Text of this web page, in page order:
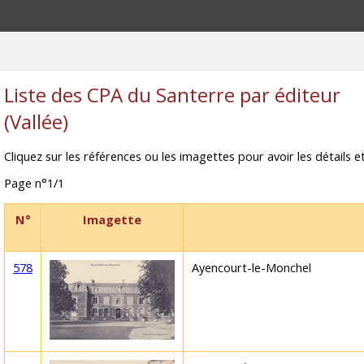
Liste des CPA du Santerre par éditeur
(Vallée)
Cliquez sur les références ou les imagettes pour avoir les détails
Page n°1/1
N° Imagette
578 Ayencourt-le-Monchel